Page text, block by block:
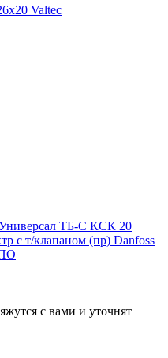
Valtec
ТБ-С КСК 20
с т/клапаном (пр) Danfoss
с вами и уточнят